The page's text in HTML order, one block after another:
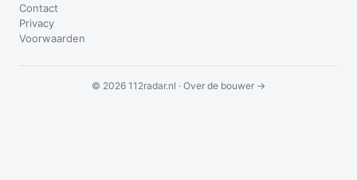
Contact
Privacy
Voorwaarden
© 2026 112radar.nl · Over de bouwer →